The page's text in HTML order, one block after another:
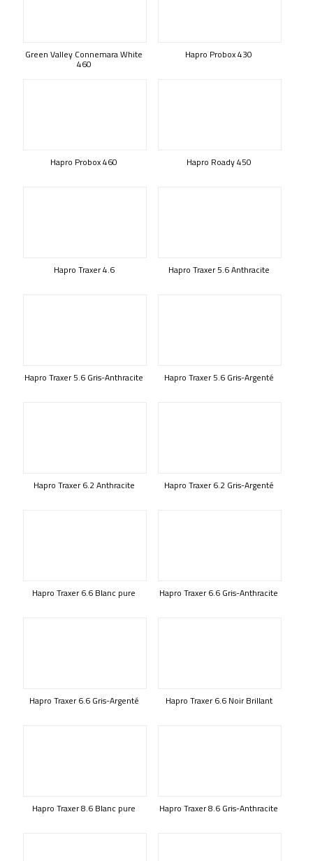
Green Valley Connemara White
460
Hapro Probox 430
Hapro Probox 460 Hapro Roady 450
Hapro Traxer 4.6 Hapro Traxer 5.6 Anthracite
Hapro Traxer 5.6 Gris-Anthracite Hapro Traxer 5.6 Gris-Argenté
Hapro Traxer 6.2 Anthracite Hapro Traxer 6.2 Gris-Argenté
Hapro Traxer 6.6 Blanc pure Hapro Traxer 6.6 Gris-Anthracite
Hapro Traxer 6.6 Gris-Argenté Hapro Traxer 6.6 Noir Brillant
Hapro Traxer 8.6 Blanc pure Hapro Traxer 8.6 Gris-Anthracite